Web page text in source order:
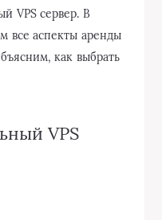
VPS сервер. В
все аспекты аренды
как выбрать
VPS